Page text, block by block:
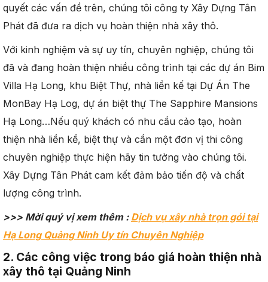
quyết các vấn đề trên, chúng tôi công ty Xây Dựng Tân
Phát đã đưa ra dịch vụ hoàn thiện nhà xây thô.
Với kinh nghiệm và sự uy tín, chuyên nghiệp, chúng tôi
đã và đang hoàn thiện nhiều công trình tại các dự án Bim
Villa Hạ Long, khu Biệt Thự, nhà liền kế tại Dự Án The
MonBay Hạ Log, dự án biệt thự The Sapphire Mansions
Hạ Long…Nếu quý khách có nhu cầu cảo tạo, hoàn
thiện nhà liền kề, biệt thự và cần một đơn vị thi công
chuyên nghiệp thực hiện hãy tin tưởng vào chúng tôi.
Xây Dựng Tân Phát cam kết đảm bảo tiến độ và chất
lượng công trình.
>>> Mời quý vị xem thêm : Dịch vụ xây nhà trọn gói tại
Hạ Long Quảng Ninh Uy tín Chuyên Nghiệp
2. Các công việc trong báo giá hoàn thiện nhà
xây thô tại Quảng Ninh